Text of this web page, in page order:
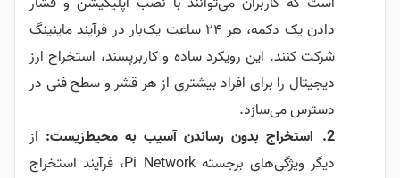
دادن یک دکمه، هر ۲۴ ساعت یک‌بار در فرآیند ماینینگ
شرکت کنند. این رویکرد ساده و کاربرپسند، استخراج ارز
دیجیتال را برای افراد بیشتری از هر قشر و سطح فنی در
دسترس می‌سازد.
استخراج بدون رساندن آسیب به محیط‌زیست: از
دیگر ویژگی‌های برجسته Pi Network، فرآیند استخراج